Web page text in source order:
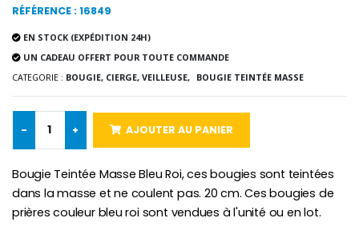
Bonbons Pastilles Menthe à l'Eau de Lourdes - 130g
€7.90
-10%
Bougie de Neuvaine Contre le Mal - Saint Michel
€5.50 €4.95
€12.90
€130.00
RÉFÉRENCE : 16849
EN STOCK (EXPÉDITION 24H)
UN CADEAU OFFERT POUR TOUTE COMMANDE
CATEGORIE : BOUGIE, CIERGE, VEILLEUSE, BOUGIE TEINTÉE MASSE
- + AJOUTER AU PANIER
Bougie Teintée Masse Bleu Roi, ces bougies sont teintées
dans la masse et ne coulent pas. 20 cm. Ces bougies de
prières couleur bleu roi sont vendues à l'unité ou en lot.